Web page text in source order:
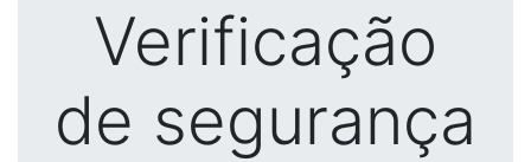
Verificação
de segurança